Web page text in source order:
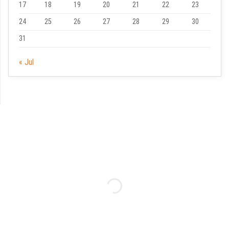
17
18 19 20 21 22
23
24
25 26 27 28 29
30
31
« Jul